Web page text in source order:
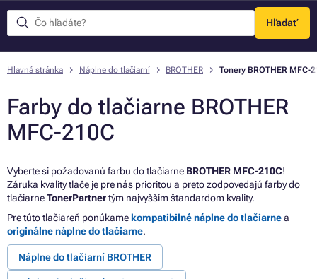
Hľadať
Menu
Hlavná stránka Náplne do tlačiarní BROTHER Tonery BROTHER MFC-
Farby do tlačiarne BROTHER
MFC-210C
Vyberte si požadovanú farbu do tlačiarne BROTHER MFC-210C!
Záruka kvality tlače je pre nás prioritou a preto zodpovedajú farby do
tlačiarneTonerPartnertým najvyšším štandardom kvality.
Pre túto tlačiareň ponúkame kompatibilné náplne do tlačiarnea
originálne náplne do tlačiarne.
Náplne do tlačiarní BROTHER